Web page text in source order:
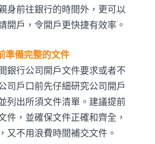
身前往銀行的時間外，更可以
開戶，令開戶更快捷有效率。
準備完整的文件
銀行公司開戶文件要求或者不
司戶口前先仔細研究公司開戶
列出所須文件清單。建議提前
件，並確保文件正確和齊全，
又不用浪費時間補交文件。